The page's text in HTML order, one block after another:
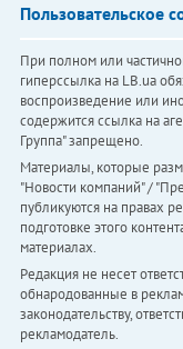
Пользовательское
При полном или
гиперссылка на LB.ua
воспроизведение или
содержится ссылка на
Группа" запрещено.
Материалы, которые
"Новости компаний" /
публикуются на правах
подготовке этого
материалах.
Редакция не несет
обнародованные в
законодательству,
рекламодатель.